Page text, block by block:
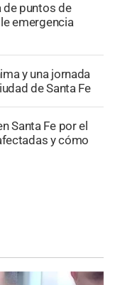
de puntos de
emergencia
y una jornada
de Santa Fe
Santa Fe por el
y cómo